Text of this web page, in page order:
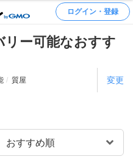
ログイン・登録
リー可能なおすす
質屋 変更